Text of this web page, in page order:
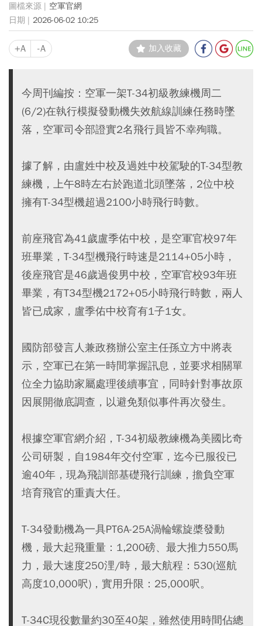
空軍官網
2026-06-02 10:25
+A -A 加入收藏
今周刊編按：空軍一架T-34初級教練機周二
(6/2)在執行模擬發動機失效航線訓練任務時墜
落，空軍司令部證實2名飛行員皆不幸殉職。
據了解，由盧姓中校及過姓中校駕駛的T-34型教
練機，上午8時左右於跑道北頭墜落，2位中校
擁有T-34型機超過2100小時飛行時數。
前座飛官為41歲盧季佑中校，是空軍官校97年
班畢業，T-34型機飛行時速是2114+05小時，
後座飛官是46歲過俊男中校，空軍官校93年班
畢業，有T34型機2172+05小時飛行時數，兩人
皆已成家，盧季佑中校育有1子1女。
國防部發言人兼政務辦公室主任孫立方中將表
示，空軍已在第一時間掌握訊息，並要求相關單
位全力協助家屬處理後續事宜，同時針對事故原
因展開徹底調查，以避免類似事件再次發生。
根據空軍官網介紹，T-34初級教練機為美國比奇
公司研製，自1984年交付空軍，迄今已服役已
逾40年，現為飛訓部基礎飛行訓練，擔負空軍
培育飛官的重責大任。
T-34發動機為一具PT6A-25A渦輪螺旋槳發動
機，最大起飛重量：1,200磅、最大推力550馬
力，最大速度250浬/時，最大航程：530(巡航
高度10,000呎)，實用升限：25,000呎。
T-34C現役數量約30至40架，雖然使用時間佔總